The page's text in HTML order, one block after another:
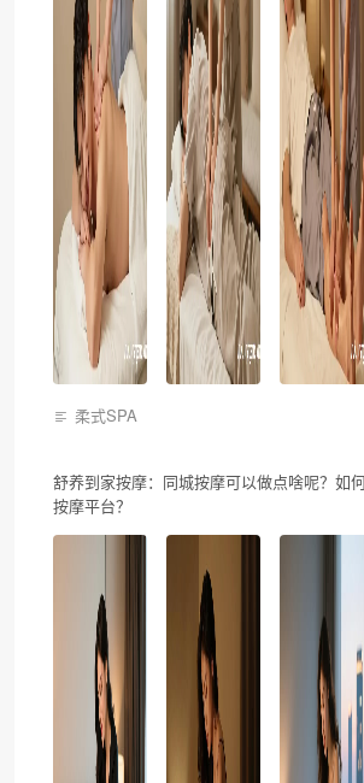
柔式SPA
舒养到家按摩：同城按摩可以做点啥呢？如
按摩平台？